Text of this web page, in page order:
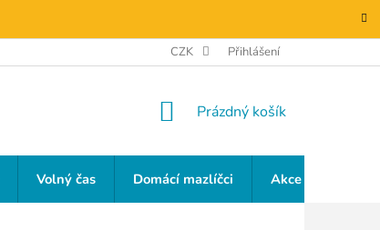
CZK Přihlášení
NÁKUPNÍ
Prázdný košík
Volný čas Domácí mazlíčci Akce a slevy